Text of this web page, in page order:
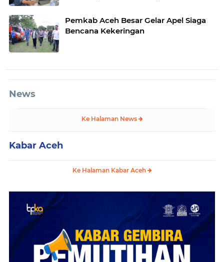
Pemkab Aceh Besar Gelar Apel Siaga
Bencana Kekeringan
News
Ke Halaman News
Kabar Aceh
Ke Halaman Kabar Aceh